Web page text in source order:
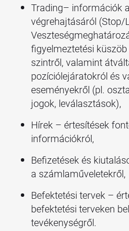
Trading– információk
végrehajtásáról (Stop/
figyelmeztetési
szintről, valamint
pozíciólejáratokról és
eseményekről (pl.
jogok, leválasztások),
Hírek – értesítések
információkról,
Befizetések és
a számlaműveletekről,
Befektetési tervek –
befektetési terveken
tevékenységről.